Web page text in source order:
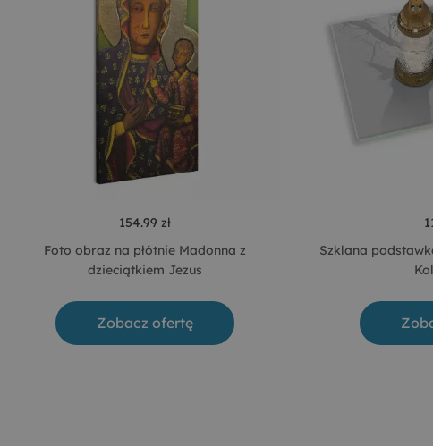
154.99 zł
Foto obraz na płótnie Madonna z
dzieciątkiem Jezus
Zobacz ofertę
Szklana